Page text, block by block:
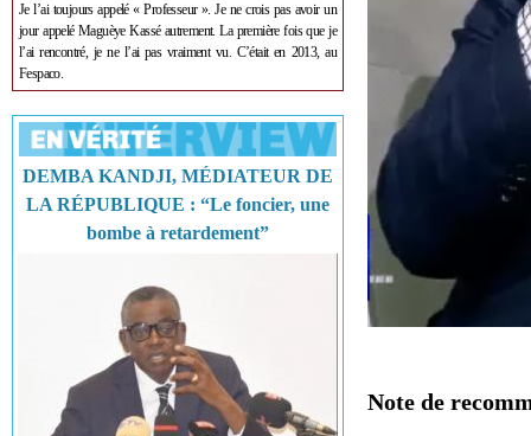
Je l’ai toujours appelé « Professeur ». Je ne crois pas avoir un
jour appelé Maguèye Kassé autrement. La première fois que je
l’ai rencontré, je ne l’ai pas vraiment vu. C’était en 2013, au
Fespaco.
DEMBA KANDJI, MÉDIATEUR DE
LA RÉPUBLIQUE : “Le foncier, une
bombe à retardement”
Note de